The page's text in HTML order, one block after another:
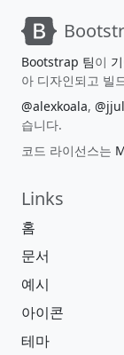
Bootstrap 팀이
아 디자인되고 빌
@alexkoala,
습니다.
코드 라이선스는
Links
홈
문서
예시
아이콘
테마